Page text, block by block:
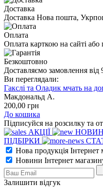
Доставка
Доставка Нова пошта,
Оплата
Оплата карткою на сайті
Безкоштовно
Доставляємо замовлення від
Ви переглядали:
Гакслі та Оладик мчать на
Макдональд А.
200,00 грн
До кошика
Підписуйся на розсилку та
АКЦІЇ
ПІДБІРКИ
Нова продукція Інтернет
Новини Інтернет
Залишити відгук